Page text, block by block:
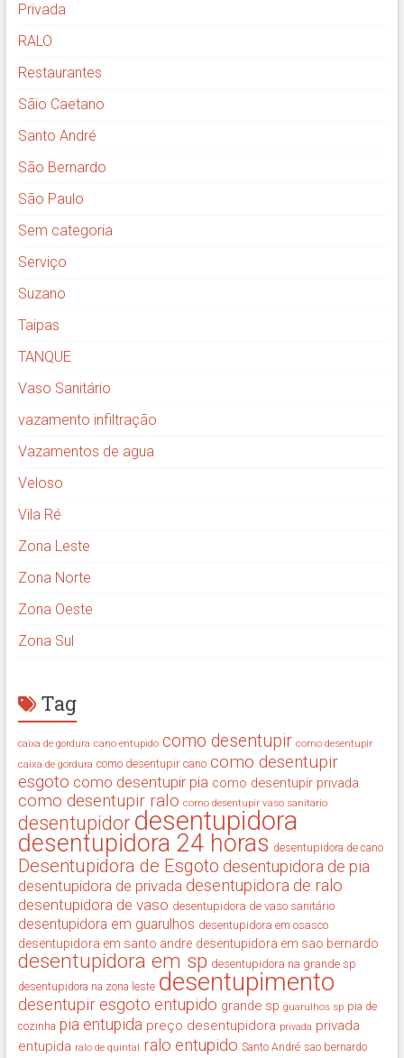
Privada
RALO
Restaurantes
Sãio Caetano
Santo André
São Bernardo
São Paulo
Sem categoria
Serviço
Suzano
Taipas
TANQUE
Vaso Sanitário
vazamento infiltração
Vazamentos de agua
Veloso
Vila Ré
Zona Leste
Zona Norte
Zona Oeste
Zona Sul
Tag
caixa de gordura cano entupido como desentupir como desentupir
caixa de gordura como desentupir cano como desentupir
esgoto como desentupir pia como desentupir privada
como desentupir ralo como desentupir vaso sanitario
desentupidor desentupidora
desentupidora 24 horas desentupidora de cano
Desentupidora de Esgoto desentupidora de pia
desentupidora de privada desentupidora de ralo
desentupidora de vaso desentupidora de vaso sanitário
desentupidora em guarulhos desentupidora em osasco
desentupidora em santo andre desentupidora em sao bernardo
desentupidora em sp desentupidora na grande sp
desentupidora na zona leste desentupimento
desentupir esgoto entupido grande sp guarulhos sp pia de
cozinha pia entupida preço desentupidora privada privada
entupida ralo de quintal ralo entupido Santo André sao bernardo